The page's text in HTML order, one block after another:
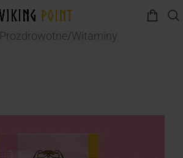
Prozdrowotne/Witaminy